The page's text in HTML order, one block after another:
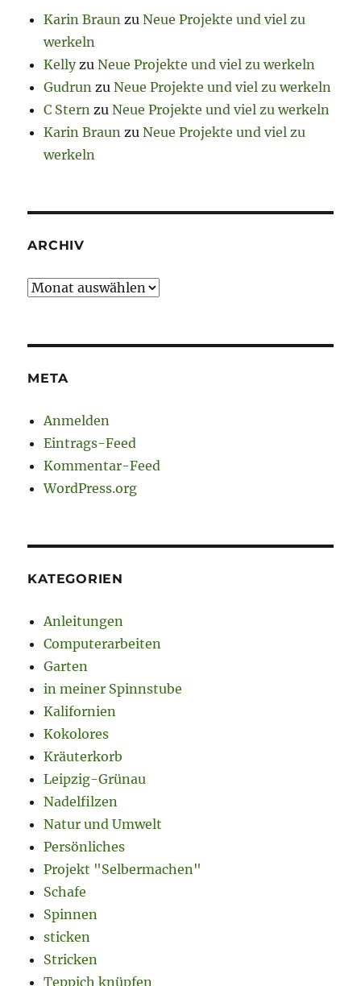
Karin Braun zuNeue Projekte und viel zu
werkeln
KellyzuNeue Projekte und viel zu werkeln
Gudrun zuNeue Projekte und viel zu werkeln
C Stern zuNeue Projekte und viel zu werkeln
Karin Braun zuNeue Projekte und viel zu
werkeln
ARCHIV
Archiv
META
Anmelden
Eintrags-Feed
Kommentar-Feed
WordPress.org
KATEGORIEN
Anleitungen
Computerarbeiten
Garten
in meiner Spinnstube
Kalifornien
Kokolores
Kräuterkorb
Leipzig-Grünau
Nadelfilzen
Natur und Umwelt
Persönliches
Projekt "Selbermachen"
Schafe
Spinnen
sticken
Stricken
Teppich knüpfen